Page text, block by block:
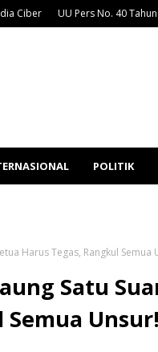
Ciber UU Pers No. 40
POLITIK
Harus Tegas, Rangkul Semua
Satu
Semua Unsur!